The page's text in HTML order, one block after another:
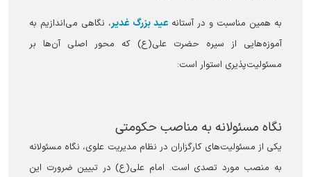
به همین مناسبت و در آستانه عید بزرگ غدیر، نگاهی می‌اندازیم به
آموزه‌هایی از سیره حضرت علی(ع) که محور اصلی آن‌ها بر
مسئولیت‌پذیری استوار است:
نگاه مسئولانه به مناصب حکومتی
یکی از مسئولیت‌های کارگزاران در نظام مدیریت علوی، نگاه مسئولانه
به منصب مورد تصدی است. امام علی(ع) در تبیین ضرورت این